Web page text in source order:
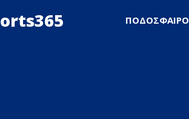
ΠΟΔΟΣΦΑΙΡΟ